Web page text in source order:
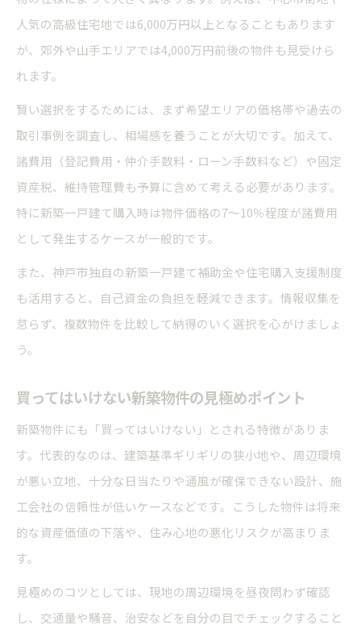
人気の高級住宅地では6,000万円以上となることもあります
が、郊外や山手エリアでは4,000万円前後の物件も見受けら
れます。
賢い選択をするためには、まず希望エリアの価格帯や過去の
取引事例を調査し、相場感を養うことが大切です。加えて、
諸費用（登記費用・仲介手数料・ローン手数料など）や固定
資産税、維持管理費も予算に含めて考える必要があります。
特に新築一戸建て購入時は物件価格の7～10％程度が諸費用
として発生するケースが一般的です。
また、神戸市独自の新築一戸建て補助金や住宅購入支援制度
も活用すると、自己資金の負担を軽減できます。情報収集を
怠らず、複数物件を比較して納得のいく選択を心がけましょ
う。
買ってはいけない新築物件の見極めポイント
新築物件にも「買ってはいけない」とされる特徴がありま
す。代表的なのは、建築基準ギリギリの狭小地や、周辺環境
が悪い立地、十分な日当たりや通風が確保できない設計、施
工会社の信頼性が低いケースなどです。こうした物件は将来
的な資産価値の下落や、住み心地の悪化リスクが高まりま
す。
見極めのコツとしては、現地の周辺環境を昼夜問わず確認
し、交通量や騒音、治安などを自分の目でチェックすること